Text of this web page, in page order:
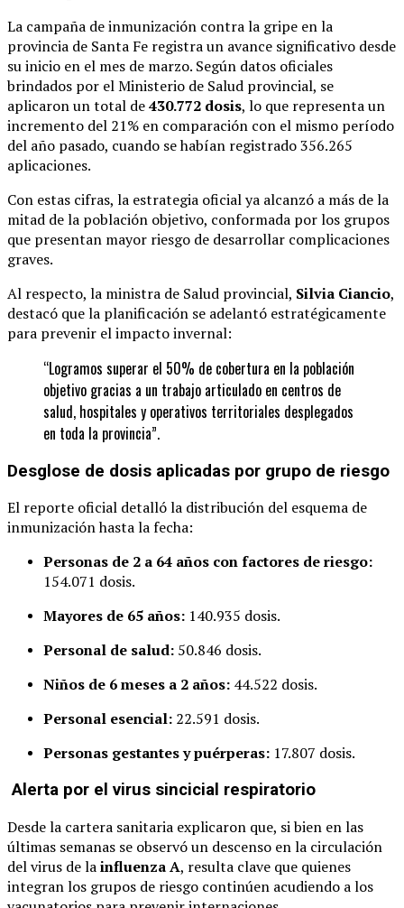
La campaña de inmunización contra la gripe en la
provincia de Santa Fe registra un avance significativo desde
su inicio en el mes de marzo. Según datos oficiales
brindados por el Ministerio de Salud provincial, se
aplicaron un total de430.772 dosis, lo que representa un
incremento del 21% en comparación con el mismo período
del año pasado, cuando se habían registrado 356.265
aplicaciones.
Con estas cifras, la estrategia oficial ya alcanzó a más de la
mitad de la población objetivo, conformada por los grupos
que presentan mayor riesgo de desarrollar complicaciones
graves.
Al respecto, la ministra de Salud provincial, Silvia Ciancio,
destacó que la planificación se adelantó estratégicamente
para prevenir el impacto invernal:
“Logramos superar el 50% de cobertura en la población
objetivo gracias a un trabajo articulado en centros de
salud, hospitales y operativos territoriales desplegados
en toda la provincia”.
Desglose de dosis aplicadas por grupo de riesgo
El reporte oficial detalló la distribución del esquema de
inmunización hasta la fecha:
Personas de 2 a 64 años con factores de riesgo:
154.071 dosis.
Mayores de 65 años: 140.935 dosis.
Personal de salud: 50.846 dosis.
Niños de 6 meses a 2 años: 44.522 dosis.
Personal esencial: 22.591 dosis.
Personas gestantes y puérperas: 17.807 dosis.
Alerta por el virus sincicial respiratorio
Desde la cartera sanitaria explicaron que, si bien en las
últimas semanas se observó un descenso en la circulación
del virus de lainfluenza A, resulta clave que quienes
integran los grupos de riesgo continúen acudiendo a los